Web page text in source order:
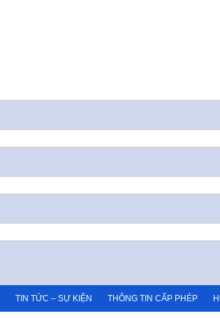
TIN TỨC – SỰ KIỆN THÔNG TIN CẤP PHÉP